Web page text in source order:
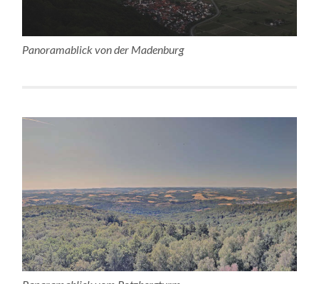
Panoramablick von der Madenburg